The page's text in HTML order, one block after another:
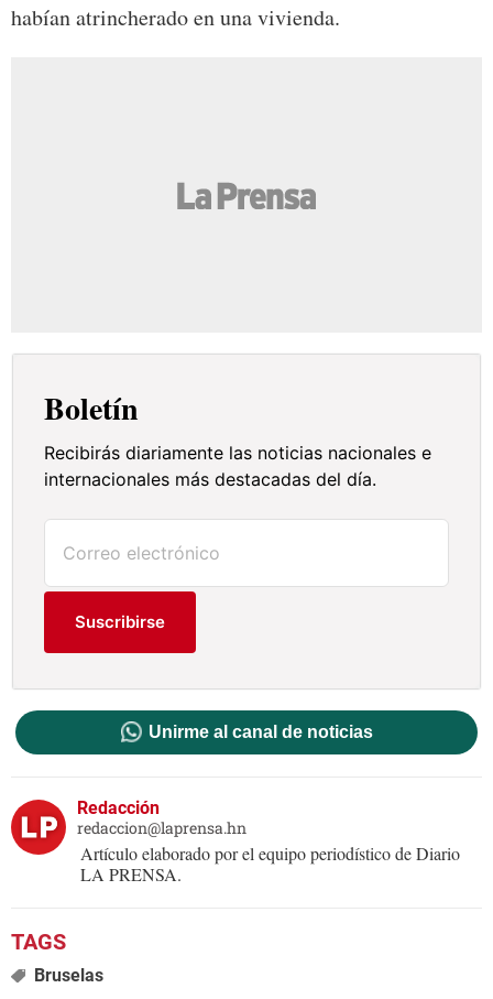
habían atrincherado en una vivienda.
Boletín
Recibirás diariamente las noticias nacionales e
internacionales más destacadas del día.
Suscribirse
Unirme al canal de noticias
Redacción
redaccion@laprensa.hn
Artículo elaborado por el equipo periodístico de Diario
LA PRENSA.
Bruselas